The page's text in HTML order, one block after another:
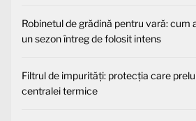
Robinetul de grădină pentru vară: cum
un sezon întreg de folosit intens
Filtrul de impurități: protecția care
centralei termice